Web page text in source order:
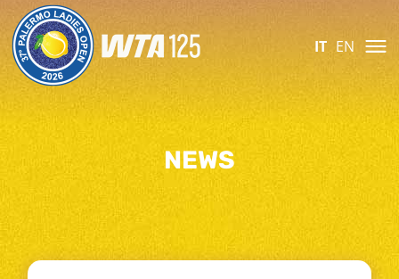
IT EN
NEWS